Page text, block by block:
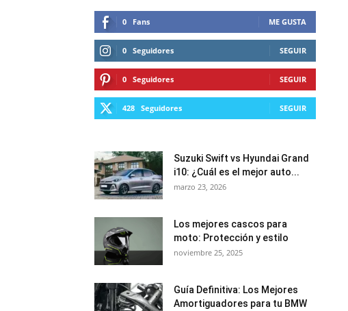
0 Fans ME GUSTA
0 Seguidores SEGUIR
0 Seguidores SEGUIR
428 Seguidores SEGUIR
Suzuki Swift vs Hyundai Grand
i10: ¿Cuál es el mejor auto...
marzo 23, 2026
Los mejores cascos para
moto: Protección y estilo
noviembre 25, 2025
Guía Definitiva: Los Mejores
Amortiguadores para tu BMW